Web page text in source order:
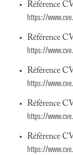
Référence
https://
Référence
https://
Référence
https://
Référence
https://
Référence
https://